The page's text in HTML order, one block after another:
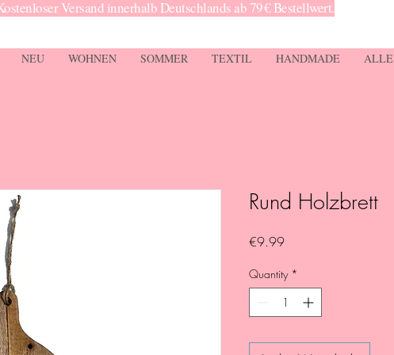
Versand innerhalb Deutschlands ab 79 € Bestellwert.
NEU WOHNEN SOMMER TEXTIL HANDMADE ALLE
Rund Holzbrett
€9.99Price
Quantity *